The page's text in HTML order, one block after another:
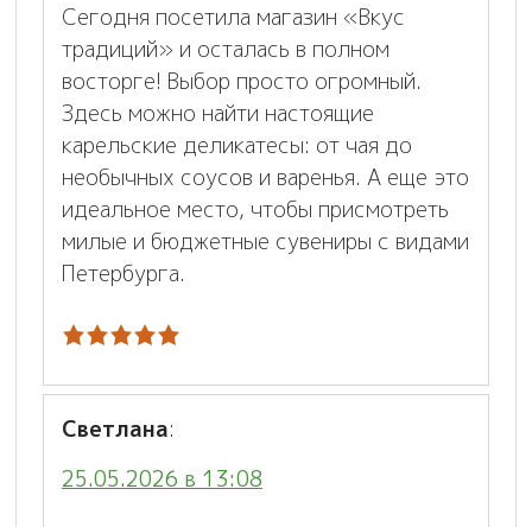
Сегодня посетила магазин «Вкус
традиций» и осталась в полном
восторге! Выбор просто огромный.
Здесь можно найти настоящие
карельские деликатесы: от чая до
необычных соусов и варенья. А еще это
идеальное место, чтобы присмотреть
милые и бюджетные сувениры с видами
Петербурга.
Светлана:
25.05.2026 в 13:08